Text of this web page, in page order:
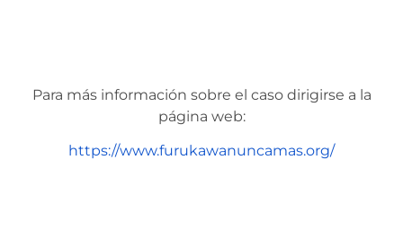
Para más información sobre el caso dirigirse a la
página web:
https://www.furukawanuncamas.org/